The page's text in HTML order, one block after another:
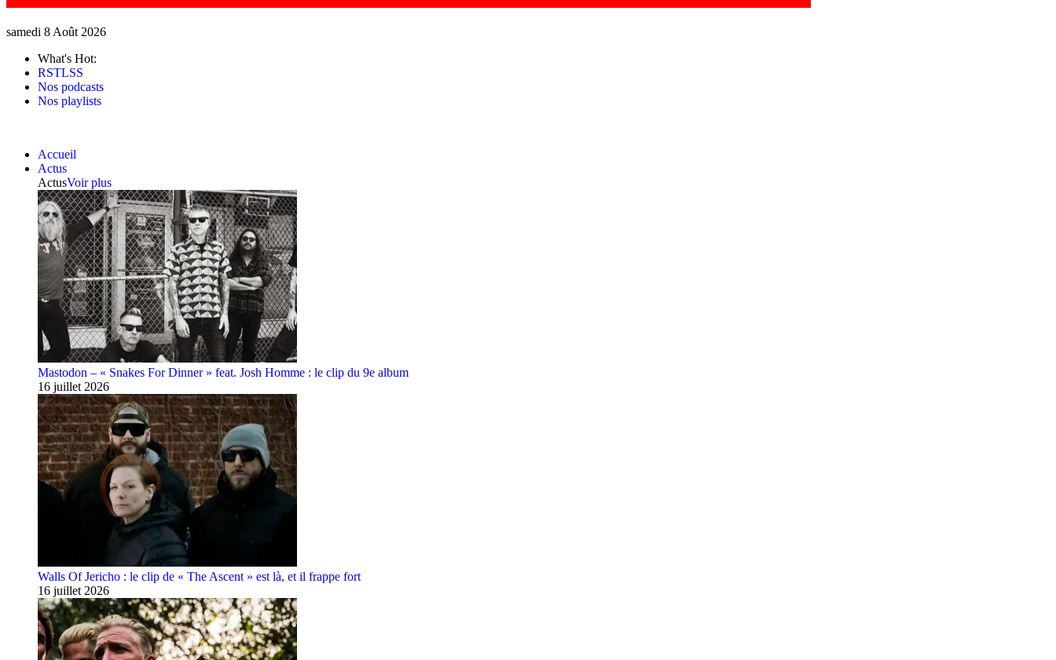
samedi 8 Août 2026
What's Hot:
RSTLSS
Nos podcasts
Nos playlists
Accueil
Actus
ActusVoir plus
Mastodon – « Snakes For Dinner » feat. Josh Homme : le clip du 9e album
16 juillet 2026
Walls Of Jericho : le clip de « The Ascent » est là, et il frappe fort
16 juillet 2026